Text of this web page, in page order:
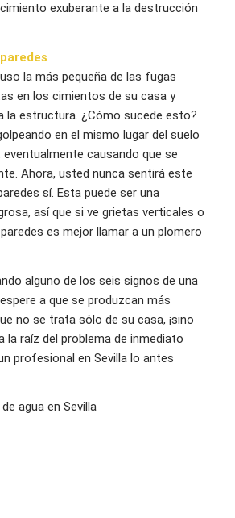
exuberante a la destrucción
la más pequeña de las fugas
en los cimientos de su casa y
la estructura. ¿Cómo sucede esto?
en el mismo lugar del suelo
eventualmente causando que se
Ahora, usted nunca sentirá este
sí. Esta puede ser una
así que si ve grietas verticales o
es mejor llamar a un plomero
alguno de los seis signos de una
a que se produzcan más
no se trata sólo de su casa, ¡sino
la raíz del problema de inmediato
profesional en Sevilla lo antes
agua en Sevilla